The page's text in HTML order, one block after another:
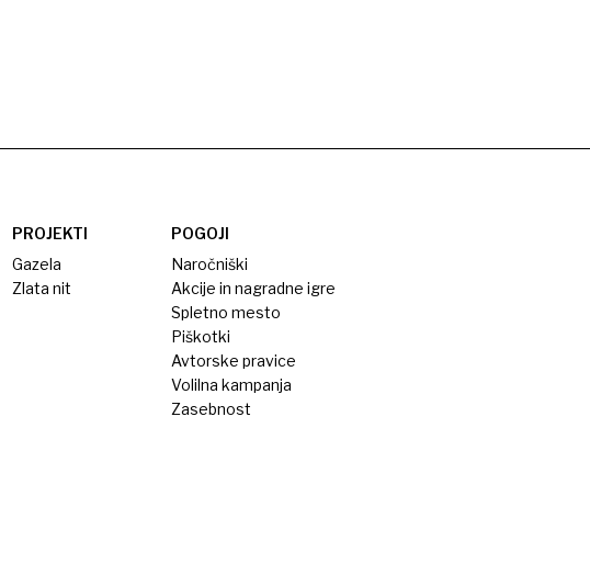
PROJEKTI
Gazela
Zlata nit
POGOJI
Naročniški
Akcije in nagradne igre
Spletno mesto
Piškotki
Avtorske pravice
Volilna kampanja
Zasebnost